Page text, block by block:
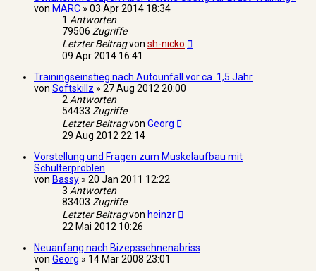
von MARC » 03 Apr 2014 18:34
1 Antworten
79506 Zugriffe
Letzter Beitragvon sh-nicko
09 Apr 2014 16:41
Trainingseinstieg nach Autounfall vor ca. 1,5 Jahr
von Softskillz » 27 Aug 2012 20:00
2Antworten
54433 Zugriffe
Letzter Beitragvon Georg
29 Aug 2012 22:14
Vorstellung und Fragen zum Muskelaufbau mit
Schulterproblen
von Bassy » 20 Jan 2011 12:22
3 Antworten
83403 Zugriffe
Letzter Beitragvon heinzr
22 Mai 2012 10:26
Neuanfang nach Bizepssehnenabriss
von Georg » 14 Mär 2008 23:01